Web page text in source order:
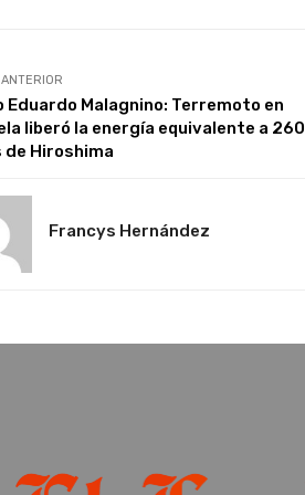
Eduardo Malagnino: Terremoto en
liberó la energía equivalente a 260
de Hiroshima
Francys Hernández